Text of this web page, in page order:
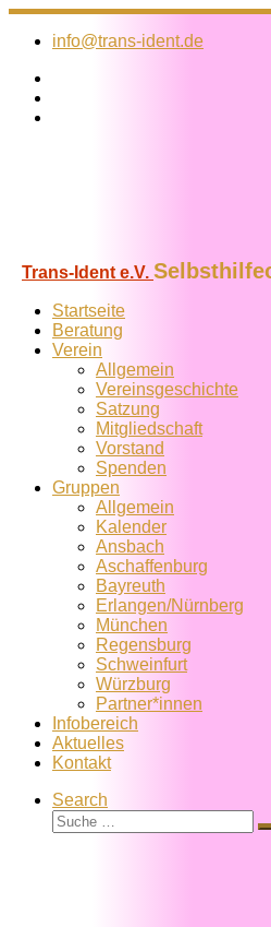
Zum
Inhalt
info@trans-ident.de
Trans-Ident e.V.
Startseite
Beratung
Verein
Allgemein
Vereins­geschichte
Satzung
Mitglied­schaft
Vorstand
Spenden
Gruppen
Allgemein
Kalender
Ansbach
Aschaffenburg
Bayreuth
Erlangen/Nürnberg
München
Regensburg
Schweinfurt
Würzburg
Partner*innen
Infobereich
Aktuelles
Kontakt
Search
Suche